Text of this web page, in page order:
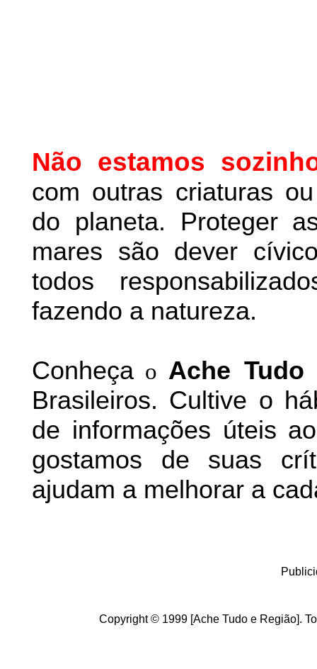
Não estamos
com outras criaturas
do planeta. Proteger
mares são dever
todos
fazendo a natureza.
Conheça o Ache Tudo
Brasileiros. Cultive o
de informações úteis
gostamos de suas
ajudam a melhorar a
Copyright © 1999 [Ache Tudo e Região].